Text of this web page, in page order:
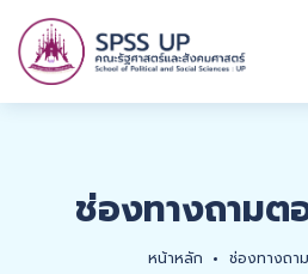
ช่องทางถาม
หน้าหลัก ช่องทางถา